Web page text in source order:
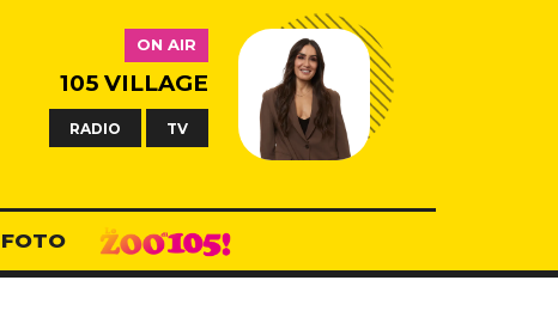
ON AIR
105 VILLAGE
RADIO TV
FOTO